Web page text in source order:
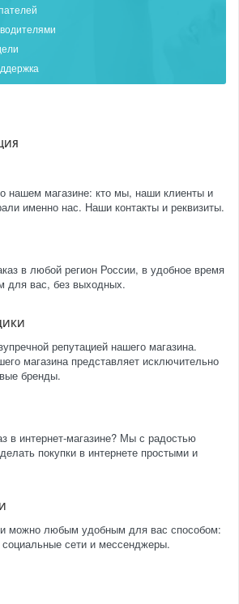
нашем магазине: кто мы, наши клиенты и
именно нас. Наши контакты и реквизиты.
в любой регион России, в удобное время
для вас, без выходных.
репутацией нашего магазина.
магазина представляет исключительно
бренды.
в интернет-магазине? Мы с радостью
покупки в интернете простыми и
можно любым удобным для вас способом:
сети и мессенджеры.